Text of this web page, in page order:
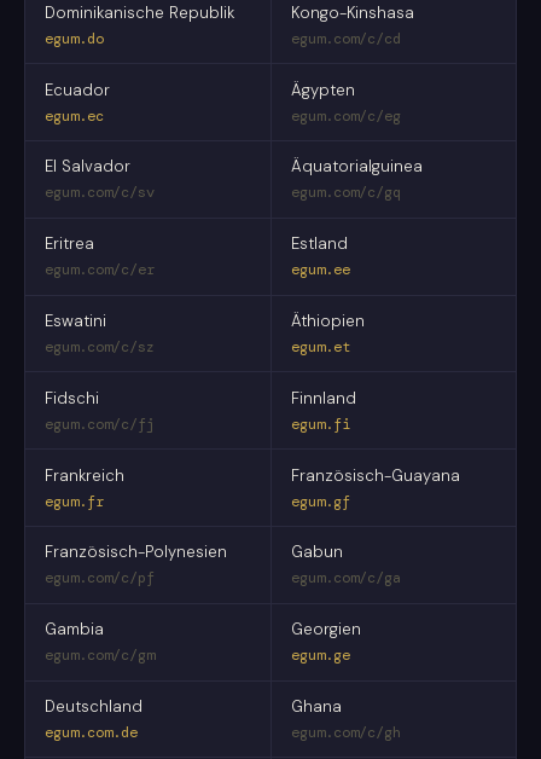
Dominikanische Republik
egum.do
Kongo-Kinshasa
egum.com/c/cd
Ecuador
egum.ec
Ägypten
egum.com/c/eg
El Salvador
egum.com/c/sv
Äquatorialguinea
egum.com/c/gq
Eritrea
egum.com/c/er
Estland
egum.ee
Eswatini
egum.com/c/sz
Äthiopien
egum.et
Fidschi
egum.com/c/fj
Finnland
egum.fi
Frankreich
egum.fr
Französisch-Guayana
egum.gf
Französisch-Polynesien
egum.com/c/pf
Gabun
egum.com/c/ga
Gambia
egum.com/c/gm
Georgien
egum.ge
Deutschland
egum.com.de
Ghana
egum.com/c/gh